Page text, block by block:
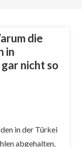
die
in
nicht so
in der Türkei
abgehalten.